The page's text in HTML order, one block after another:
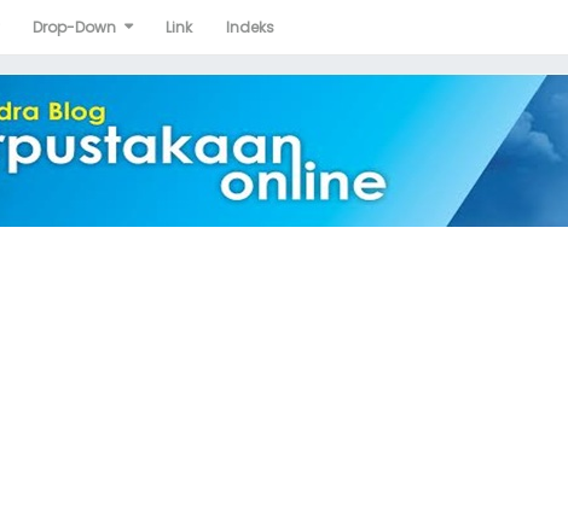
Drop-Down Link Indeks